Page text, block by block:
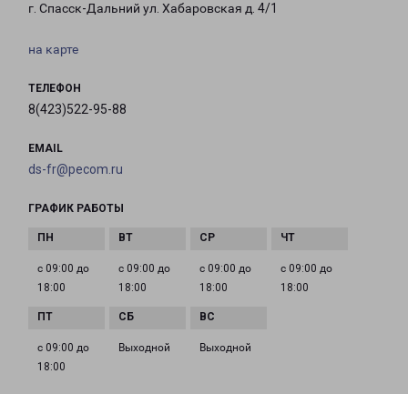
г. Спасск-Дальний ул. Хабаровская д. 4/1
на карте
ТЕЛЕФОН
8(423)522-95-88
EMAIL
ds-fr@pecom.ru
ГРАФИК РАБОТЫ
с 09:00 до
18:00
с 09:00 до
18:00
с 09:00 до
18:00
с 09:00 до
18:00
с 09:00 до
18:00
Выходной Выходной